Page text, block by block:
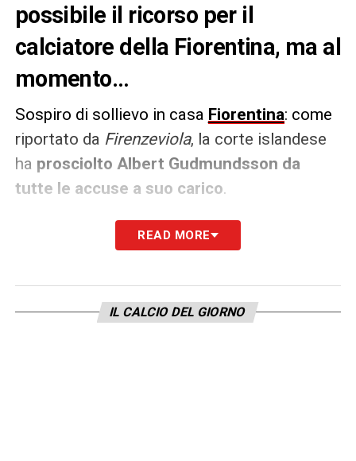
possibile il ricorso per il
calciatore della Fiorentina, ma al
momento…
Sospiro di sollievo in casa Fiorentina: come
riportato da Firenzeviola, la corte islandese
ha prosciolto Albert Gudmundsson da
tutte le accuse a suo carico.
Il calciatore islandese era accusato di
cattiva condotta sessualein seguito ad
Nelle prossime ore dovrebbero arrivare nuovi
aggiornamenti sull’eventuale ricorso
READ MORE
IL CALCIO DEL GIORNO